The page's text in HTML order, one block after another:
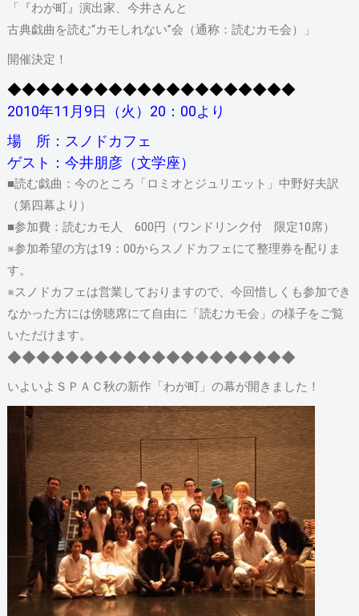
「『わが町』演出家、今井さんと
古典戯曲を読む“カモしれない”会（通称：読むカモ会）」
開催決定！
◆◆◆◆◆◆◆◆◆◆◆◆◆◆◆◆◆◆◆◆
2010年11月9日（火）20：00より
場 所：スノドカフェ
ゲスト：今井朋彦（文学座）
■読む戯曲：今のところ「ロミオとジュリエット」中野好夫訳
（第四幕より）
■参加費：読むカモ人 600円（ワンドリンク付 限定10席）
※参加希望の方は19：00からスノドカフェにて整理券を配りま
す。
※スノドカフェは営業しておりますので、今回惜しくも参加でき
なかった方には傍聴席にて自由に「読むカモ会」の様子をご覧
いただけます。
◆◆◆◆◆◆◆◆◆◆◆◆◆◆◆◆◆◆◆◆
いよいよＳＰＡＣ秋の新作「わが町」の幕が開きました！